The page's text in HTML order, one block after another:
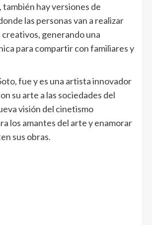
también hay versiones de
las personas van a realizar
generando una
para compartir con familiares y
fue y es una artista innovador
su arte a las sociedades del
visión del cinetismo
los amantes del arte y enamorar
sus obras.